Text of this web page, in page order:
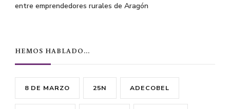
entre emprendedores rurales de Aragón
HEMOS HABLADO…
8 DE MARZO 25N ADECOBEL